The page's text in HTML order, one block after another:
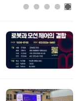
에이
시놀
상
트너
씨앤